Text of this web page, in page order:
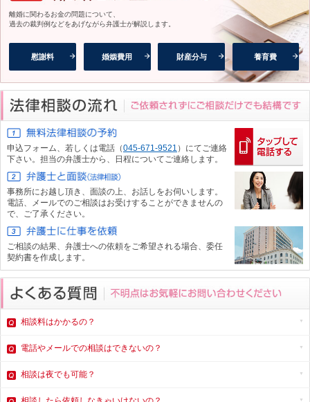
離婚に関わるお金の問題について、
過去の裁判例などをあげながら弁護士が解説します。
慰謝料 婚姻費用 財産分与 養育費
申込フォーム、 若しくは電話（045-671-9521 ）にてご連絡
下さい。担当の弁護士から、日程についてご連絡します。
事務所にお越し頂き、面談の上、お話しをお伺いします。
電話、メールでのご相談はお受けすることができませんの
で、ご了承ください。
ご相談の結果、弁護士への依頼をご希望される場合、委任
契約書を作成します。
相談料はかかるの？
電話やメールでの相談はできないの？
相談は夜でも可能？